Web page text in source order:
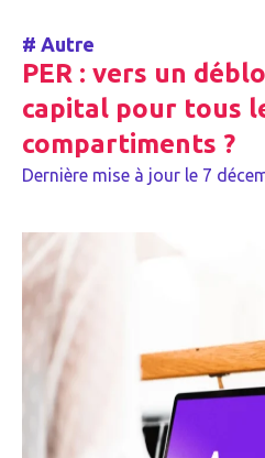
# Autre
PER : vers un
capital pour tous
compartiments ?
Dernière mise à jour le 7